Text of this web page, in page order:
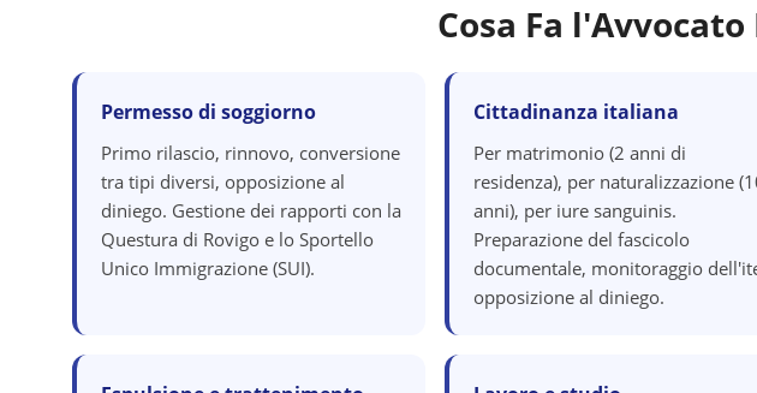
Cosa Fa
Permesso di soggiorno
Primo rilascio, rinnovo, conversione
tra tipi diversi, opposizione al
diniego. Gestione dei rapporti con la
Questura di Rovigo e lo Sportello
Unico Immigrazione (SUI).
Cittadinanza italiana
Per matrimonio (2 anni di
residenza), per naturalizzazione
anni), per iure sanguinis.
Preparazione del fascicolo
documentale, monitoraggio
opposizione al diniego.